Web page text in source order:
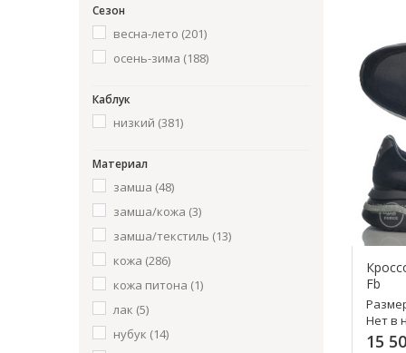
Mirko Ciccioli
Pakerson(10)
Premiata
Richmond(5)
Roberto Botticelli
Roberto Cavalli(8)
Roberto Serpentini
Romit (1)
Stokton
Valentino(7)
Синий
Разноцветный(7)
Бордовый(2)
Зеленій
Сезон
весна-лето (201)
осень-зима (188)
Каблук
низкий (381)
Материал
замша (48)
замша/кожа (3)
замша/текстиль (13)
кожа (286)
кожа питона (1)
лак (5)
нубук (14)
Fb
Нет в
15